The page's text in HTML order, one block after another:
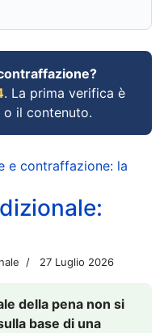
. La prima verifica è
il contenuto.
e contraffazione: la
27 Luglio 2026
della pena non si
base di una